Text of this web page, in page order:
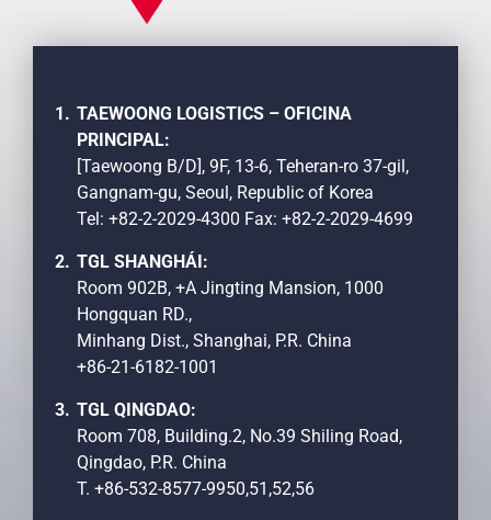
TAEWOONG LOGISTICS – OFICINA
PRINCIPAL:
[Taewoong B/D], 9F, 13-6, Teheran-ro 37-gil,
Gangnam-gu, Seoul, Republic of Korea
Tel: +82-2-2029-4300 Fax: +82-2-2029-4699
TGL SHANGHÁI:
Room 902B, +A Jingting Mansion, 1000
Hongquan RD.,
Minhang Dist., Shanghai, P.R. China
+86-21-6182-1001
TGL QINGDAO:
Room 708, Building.2, No.39 Shiling Road,
Qingdao, P.R. China
T. +86-532-8577-9950,51,52,56